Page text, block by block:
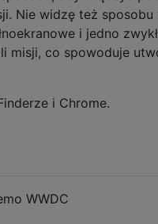
Nie widzę też sposobu
i jedno
misji, co spowoduje
i Chrome.
WWDC